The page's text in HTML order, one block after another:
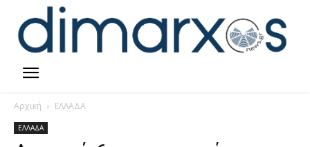
Αρχική ΕΛΛΑΔΑ
ΕΛΛΑΔΑ